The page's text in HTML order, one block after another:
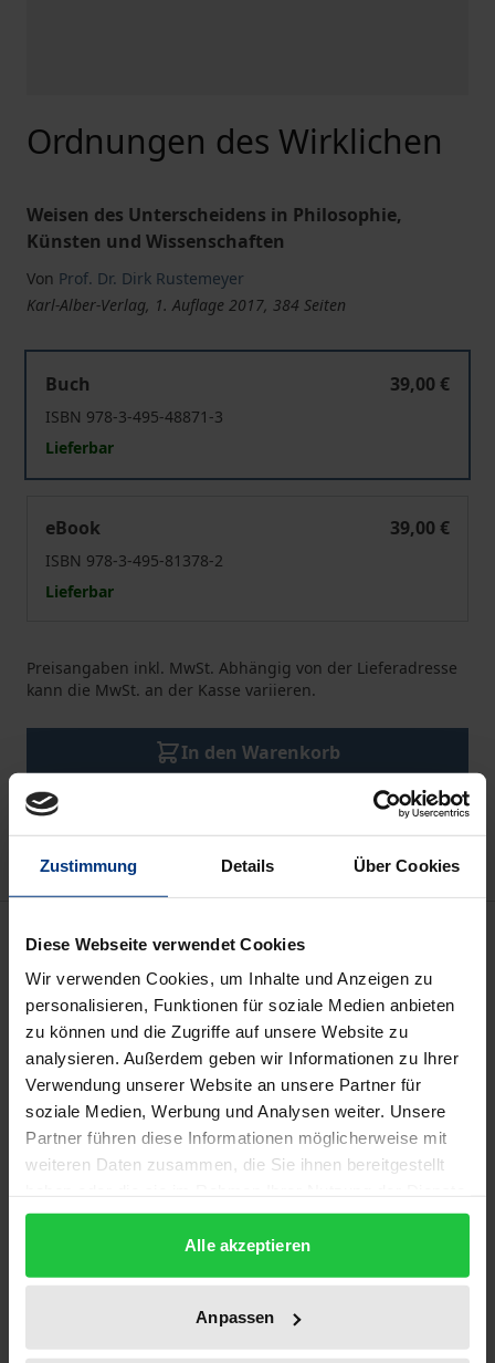
Zustimmung Details Über Cookies
Diese Webseite verwendet Cookies
Wir verwenden Cookies, um Inhalte und Anzeigen zu
personalisieren, Funktionen für soziale Medien anbieten
zu können und die Zugriffe auf unsere Website zu
analysieren. Außerdem geben wir Informationen zu Ihrer
Verwendung unserer Website an unsere Partner für
soziale Medien, Werbung und Analysen weiter. Unsere
Partner führen diese Informationen möglicherweise mit
weiteren Daten zusammen, die Sie ihnen bereitgestellt
gesammelt haben.
Alle akzeptieren
Anpassen
Ordnungen des Wirklichen
Weisen des Unterscheidens in Philosophie,
Künsten und Wissenschaften
Von Prof. Dr. Dirk Rustemeyer
Karl-Alber-Verlag, 1. Auflage 2017, 384 Seiten
Buch
39,00 €
ISBN 978-3-495-48871-3
Lieferbar
eBook
39,00 €
ISBN 978-3-495-81378-2
Lieferbar
Preisangaben inkl. MwSt. Abhängig von der Lieferadresse
kann die MwSt. an der Kasse variieren.
In den Warenkorb
Zur Wunschliste hinzufügen
Hinweise zu Versandkosten
Die Welt des Alltags ist eine Ordnung von
Ähnlichem. Räume, Straßenzüge, Nachbarschaften,
Werkzeuge, Arbeitsvorgänge, Regale, Taschen,
Mülleimer, Zeitungen, Spiele oder Sprachen ordnen
Verschiedenes zu Ähnlichem. Was dergestalt
unterschieden und vergleichbar ist, beschreibt eine
entfalten, heißt „Welt“ als Ordnung des Möglichen
und Wirklichen philosophisch zu betrachten.
Gemälde, Theaterinszenierungen, Gleichnisse,
mathematische Kalküle, philosophische Theorien